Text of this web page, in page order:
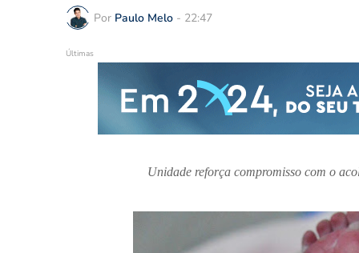
Por Paulo Melo - 22:47
Últimas
Unidade reforça compromisso com o